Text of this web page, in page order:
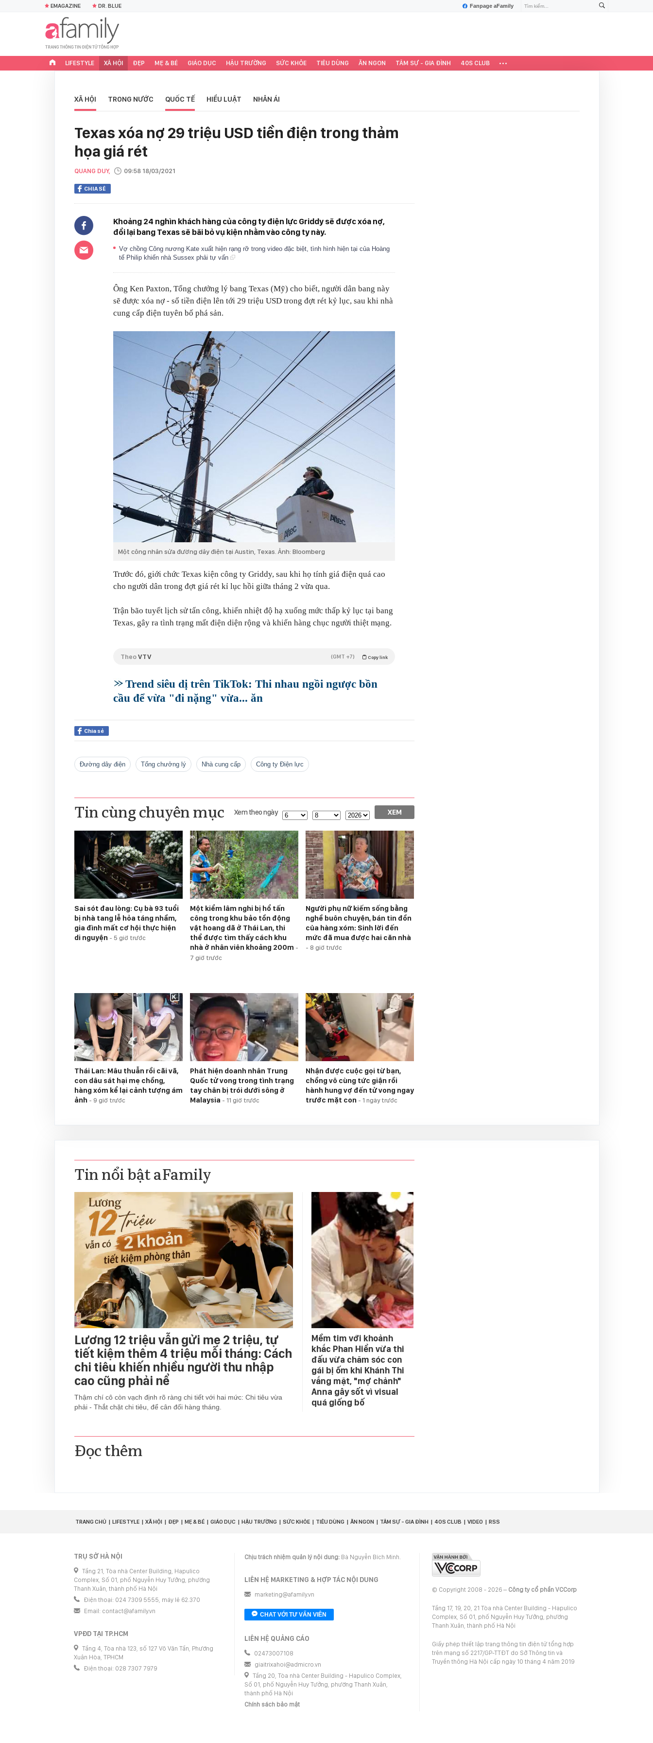
Fanpage aFamily
EMAGAZINE DR. BLUE
LIFESTYLE XÃ HỘI ĐẸP MẸ & BÉ GIÁO DỤC HẬU TRƯỜNG SỨC KHỎE TIÊU DÙNG ĂN NGON TÂM SỰ - GIA ĐÌNH 40S CLUB
XÃ HỘI TRONG NƯỚC QUỐC TẾ HIỂU LUẬT NHÂN ÁI
Texas xóa nợ 29 triệu USD tiền điện trong thảm
họa giá rét
QUANG DUY, 09:58 18/03/2021
CHIA SẺ
Khoảng 24 nghìn khách hàng của công ty điện lực Griddy sẽ được xóa nợ,
đổi lại bang Texas sẽ bãi bỏ vụ kiện nhằm vào công ty này.
Vợ chồng Công nương Kate xuất hiện rạng rỡ trong video đặc biệt, tình hình hiện tại của Hoàng
tế Philip khiến nhà Sussex phải tự vấn
Ông Ken Paxton, Tổng chưởng lý bang Texas (Mỹ) cho biết, người dân bang này
sẽ được xóa nợ - số tiền điện lên tới 29 triệu USD trong đợt rét kỷ lục, sau khi nhà
cung cấp điện tuyên bố phá sản.
Một công nhân sửa đường dây điện tại Austin, Texas. Ảnh: Bloomberg
Trước đó, giới chức Texas kiện công ty Griddy, sau khi họ tính giá điện quá cao
cho người dân trong đợt giá rét kỉ lục hồi giữa tháng 2 vừa qua.
Trận bão tuyết lịch sử tấn công, khiến nhiệt độ hạ xuống mức thấp kỷ lục tại bang
Texas, gây ra tình trạng mất điện diện rộng và khiến hàng chục người thiệt mạng.
TheoVTV Copy link
(GMT +7)
Trend siêu dị trên TikTok: Thi nhau ngồi ngược bồn
cầu để vừa "đi nặng" vừa... ăn
Chia sẻ
đường dây điện Tổng chưởng lý nhà cung cấp Công ty Điện lực
Tin cùng chuyên mục Xem theo ngày XEM
Sai sót đau lòng: Cụ bà 93 tuổi
bị nhà tang lễ hỏa táng nhầm,
gia đình mất cơ hội thực hiện
di nguyện - 5 giờ trước
Một kiểm lâm nghi bị hổ tấn
công trong khu bảo tồn động
vật hoang dã ở Thái Lan, thi
thể được tìm thấy cách khu
nhà ở nhân viên khoảng 200m -
7 giờ trước
Người phụ nữ kiếm sống bằng
nghề buôn chuyện, bán tin đồn
của hàng xóm: Sinh lời đến
mức đã mua được hai căn nhà
- 8 giờ trước
Thái Lan: Mâu thuẫn rồi cãi vã,
con dâu sát hại mẹ chồng,
hàng xóm kể lại cảnh tượng ám
ảnh - 9 giờ trước
Phát hiện doanh nhân Trung
Quốc tử vong trong tình trạng
tay chân bị trói dưới sông ở
Malaysia - 11 giờ trước
Nhận được cuộc gọi từ bạn,
chồng vô cùng tức giận rồi
hành hung vợ đến tử vong ngay
trước mặt con - 1 ngày trước
Tin nổi bật aFamily
Lương 12 triệu vẫn gửi mẹ 2 triệu, tự
tiết kiệm thêm 4 triệu mỗi tháng: Cách
chi tiêu khiến nhiều người thu nhập
cao cũng phải nể
Thậm chí cô còn vạch định rõ ràng chi tiết với hai mức: Chi tiêu vừa
phải - Thắt chặt chi tiêu, để cân đối hàng tháng.
Mềm tim với khoảnh
khắc Phan Hiển vừa thi
đấu vừa chăm sóc con
gái bị ốm khi Khánh Thi
vắng mặt, "mợ chảnh"
Anna gây sốt vì visual
quá giống bố
Đọc thêm
TRANG CHỦ LIFESTYLE XÃ HỘI ĐẸP MẸ & BÉ GIÁO DỤC HẬU TRƯỜNG SỨC KHỎE TIÊU DÙNG ĂN NGON TÂM SỰ - GIA ĐÌNH 40S CLUB VIDEO RSS
TRỤ SỞ HÀ NỘI
Tầng 21, Tòa nhà Center Building, Hapulico
Complex, Số 01, phố Nguyễn Huy Tưởng, phường
Thanh Xuân, thành phố Hà Nội
Điện thoại: 024 7309 5555, máy lẻ 62.370
Email: contact@afamily.vn
VPĐD TẠI TP.HCM
Tầng 4, Tòa nhà 123, số 127 Võ Văn Tần, Phường
Xuân Hòa, TPHCM
Điện thoại: 028 7307 7979
Chịu trách nhiệm quản lý nội dung: Bà Nguyễn Bích Minh.
LIÊN HỆ MARKETING & HỢP TÁC NỘI DUNG
marketing@afamily.vn
CHAT VỚI TƯ VẤN VIÊN
LIÊN HỆ QUẢNG CÁO
02473007108
giaitrixahoi@admicro.vn
Tầng 20, Tòa nhà Center Building - Hapulico Complex,
Số 01, phố Nguyễn Huy Tưởng, phường Thanh Xuân,
thành phố Hà Nội
Chính sách bảo mật
© Copyright 2008 - 2026 – Công ty cổ phần VCCorp
Tầng 17, 19, 20, 21 Tòa nhà Center Building - Hapulico
Complex, Số 01, phố Nguyễn Huy Tưởng, phường
Thanh Xuân, thành phố Hà Nội
Giấy phép thiết lập trang thông tin điện tử tổng hợp
trên mạng số 2217/GP-TTĐT do Sở Thông tin và
Truyền thông Hà Nội cấp ngày 10 tháng 4 năm 2019